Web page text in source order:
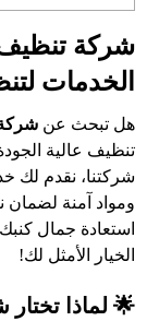
شركة
الخدمات
هل تبحث عن
تنظيف عالية
شركتنا، نقدم لك
ومواد آمنة لضمان
استعادة جمال
الخيار الأمثل لك!
🌟 لماذا